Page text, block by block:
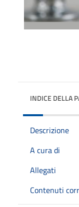
INDICE DELLA
Descrizione
A cura di
Allegati
Contenuti